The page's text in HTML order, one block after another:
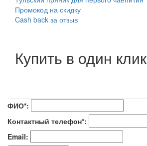
Промокод на скидку
Cash back за отзыв
Купить в один клик
ФИО*:
Контактный телефон*:
Email: